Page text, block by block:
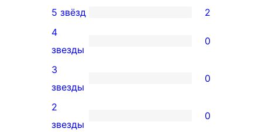
2
5-
звездный
отзыв
5 звёзд 2
0
4-
звездный
отзыв
4
звезды
0
0
3-
звездный
3
звезды
0
0
2
звезды
0